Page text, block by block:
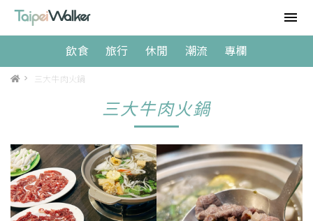
飲食 旅行 休閒 潮流 專欄
> 三大牛肉火鍋
三大牛肉火鍋